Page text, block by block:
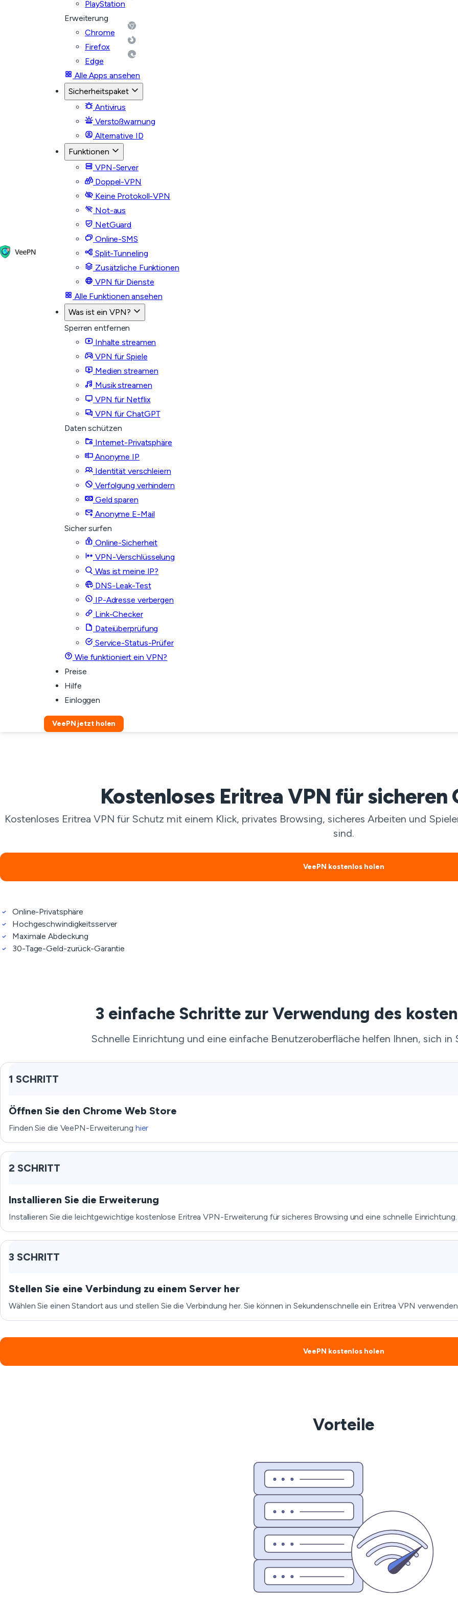
PlayStation
Erweiterung
Chrome
Firefox
Edge
Alle Apps ansehen
Sicherheitspaket
Antivirus
Verstoßwarnung
Alternative ID
Funktionen
VPN-Server
Doppel-VPN
Keine Protokoll-VPN
Not-aus
NetGuard
Online-SMS
Split-Tunneling
Zusätzliche Funktionen
VPN für Dienste
Alle Funktionen ansehen
Was ist ein VPN?
Sperren entfernen
Inhalte streamen
VPN für Spiele
Medien streamen
Musik streamen
VPN für Netflix
VPN für ChatGPT
Daten schützen
Internet-Privatsphäre
Anonyme IP
Identität verschleiern
Verfolgung verhindern
Geld sparen
Anonyme E-Mail
Sicher surfen
Online-Sicherheit
VPN-Verschlüsselung
Was ist meine IP?
DNS-Leak-Test
IP-Adresse verbergen
Link-Checker
Dateiüberprüfung
Service-Status-Prüfer
Wie funktioniert ein VPN?
Preise
Hilfe
Einloggen
VeePN jetzt holen
Kostenloses Eritrea VPN für
Kostenloses Eritrea VPN für Schutz mit einem Klick, privates Browsing, sicheres Arbeiten und
sind.
VeePN kostenlos holen
Online-Privatsphäre
Hochgeschwindigkeitsserver
Maximale Abdeckung
30-Tage-Geld-zurück-Garantie
3 einfache Schritte zur Verwendung des
Schnelle Einrichtung und eine einfache Benutzeroberfläche helfen Ihnen, sich in
1 SCHRITT
Öffnen Sie den Chrome Web Store
Finden Sie die VeePN-Erweiterung hier
2 SCHRITT
Installieren Sie die Erweiterung
Installieren Sie die leichtgewichtige kostenlose Eritrea VPN-Erweiterung für sicheres Browsing und eine schnelle Einrichtung.
3 SCHRITT
Stellen Sie eine Verbindung zu einem Server her
Wählen Sie einen Standort aus und stellen Sie die Verbindung her. Sie können in Sekundenschnelle ein Eritrea VPN
VeePN kostenlos holen
Vorteile